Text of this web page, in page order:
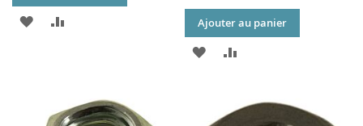
AJOUTER
Ajouter au panier
AJOUTER
COMPARATEUR